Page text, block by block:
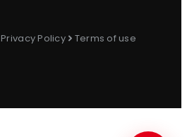
Privacy Policy Terms of use